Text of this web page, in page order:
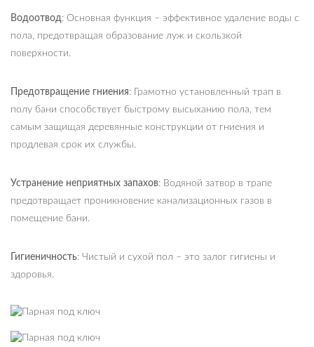
Водоотвод: Основная функция – эффективное удаление воды с
пола, предотвращая образование луж и скользкой
поверхности.
Предотвращение гниения: Грамотно установленный трап в
полу бани способствует быстрому высыханию пола, тем
самым защищая деревянные конструкции от гниения и
продлевая срок их службы.
Устранение неприятных запахов: Водяной затвор в трапе
предотвращает проникновение канализационных газов в
помещение бани.
Гигиеничность: Чистый и сухой пол – это залог гигиены и
здоровья.